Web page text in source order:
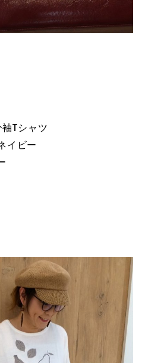
Tシャツ
イビー